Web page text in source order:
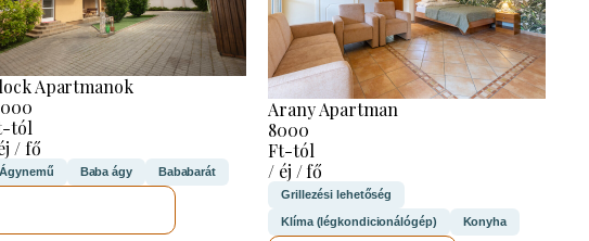
Apartmanok
tól
/ fő
Ágynemű Baba ágy Bababarát
Arany Apartman
8000
Ft-tól
/ éj / fő
Grillezési lehetőség
Klíma (légkondicionálógép) Konyha